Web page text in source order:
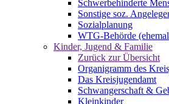
Schwerbehinderte
Sonstige soz.
Sozialplanung
WTG-Behörde
Kinder, Jugend & Familie
Zurück zur Übersicht
Organigramm des
Das Kreisjugendamt
Schwangerschaft &
Kleinkinder